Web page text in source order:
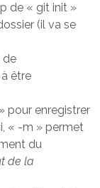
de « git init »
(il va se
de
être
pour enregistrer
« -m » permet
du
de la